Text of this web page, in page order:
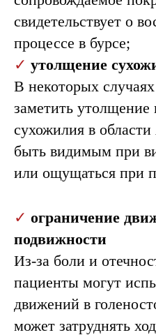
свидетельствует о
процессе в бурсе;
✓ утолщение
В некоторых
заметить утолщение
сухожилия в
быть видимым при
или ощущаться при
✓ ограничение
подвижности
Из-за боли и
пациенты могут
движений в
может затруднять
Лечение
болезни
Хаглунда